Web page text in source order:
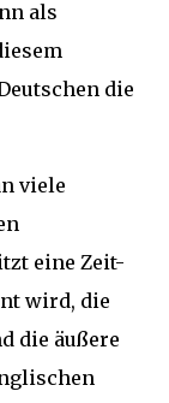
als
die
viele
eine Zeit-
wird, die
die äußere